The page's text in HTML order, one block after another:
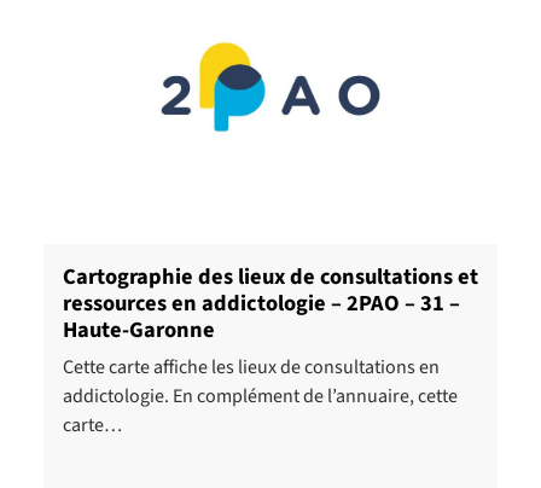
Cartographie des lieux de consultations et
ressources en addictologie – 2PAO – 31 –
Haute-Garonne
Cette carte affiche les lieux de consultations en
addictologie. En complément de l’annuaire, cette
carte…